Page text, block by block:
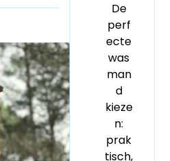
De
perf
ecte
was
man
d
kieze
n:
prak
tisch,